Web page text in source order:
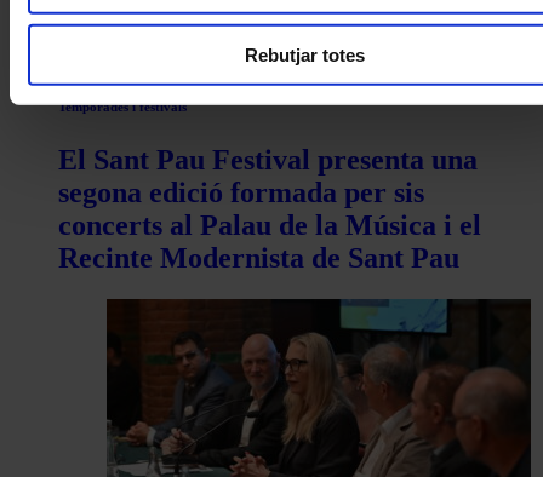
Rebutjar totes
Temporades i festivals
El Sant Pau Festival presenta una
segona edició formada per sis
concerts al Palau de la Música i el
Recinte Modernista de Sant Pau